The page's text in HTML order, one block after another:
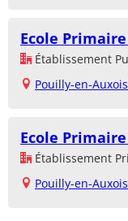
Ecole
Établissement
Pouilly-en-
Ecole
Établissement
Pouilly-en-